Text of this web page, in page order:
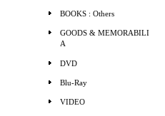
BOOKS : Others
GOODS & MEMORABILI
A
DVD
Blu-Ray
VIDEO